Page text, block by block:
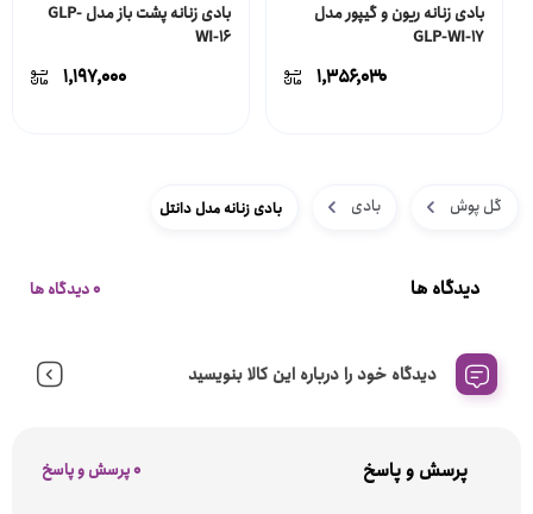
بادی زنانه ریون و گیپور مدل
GLP-WI-17
۱,۳۵۶,۰۳۰
بادی زنانه پشت باز مدل GLP-
WI-16
۱,۱۹۷,۰۰۰
گل پوش بادی بادی زنانه مدل دانتل
دیدگاه ها 0 دیدگاه ها
دیدگاه خود را درباره این کالا بنویسید
پرسش و پاسخ 0 پرسش و پاسخ